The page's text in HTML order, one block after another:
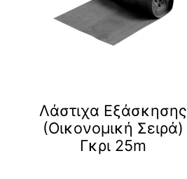
Λάστιχα Εξάσκησης
(Οικονομική Σειρά)
Γκρι 25m